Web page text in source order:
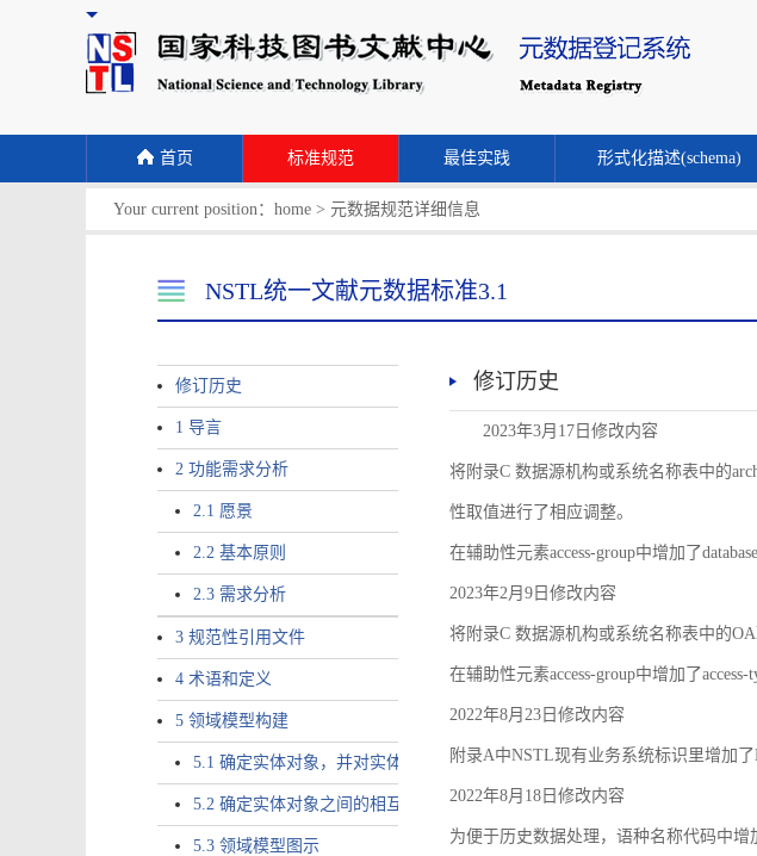
首页 标准规范 最佳实践 形式化描述(schema)
Your current position： home > 元数据规范详细信息
NSTL统一文献元数据标准3.1
修订历史
1 导言
2 功能需求分析
2.1 愿景
2.2 基本原则
2.3 需求分析
3 规范性引用文件
4 术语和定义
5 领域模型构建
5.1 确定实体对象，并对实体对象命名
5.2 确定实体对象之间的相互关系，定义实体对象之间的关联和约束
5.3 领域模型图示
修订历史
2023年3月17日修改内容
将附录C 数据源机构或系统名称表中的
性取值进行了相应调整。
在辅助性元素access-group中增加了
2023年2月9日修改内容
将附录C 数据源机构或系统名称表中的
在辅助性元素access-group中增加了access-
2022年8月23日修改内容
附录A中NSTL现有业务系统标识里增加
2022年8月18日修改内容
为便于历史数据处理，语种名称代码中增